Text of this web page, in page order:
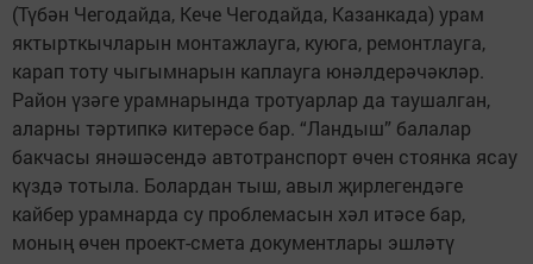
(Түбән Чегодайда, Кече Чегодайда, Казанкада) урам
яктырткычларын монтажлауга, куюга, ремонтлауга,
карап тоту чыгымнарын каплауга юнәлдерәчәкләр.
Район үзәге урамнарында тротуарлар да таушалган,
аларны тәртипкә китерәсе бар. “Ландыш” балалар
бакчасы янәшәсендә автотранспорт өчен стоянка ясау
күздә тотыла. Болардан тыш, авыл җирлегендәге
кайбер урамнарда су проблемасын хәл итәсе бар,
моның өчен проект-смета документлары эшләтү